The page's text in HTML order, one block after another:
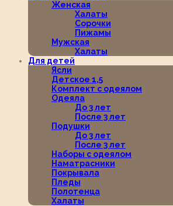
Женская
Халаты
Сорочки
Пижамы
Мужская
Халаты
Для детей
Ясли
Детское 1,5
Комплект с одеялом
Одеяла
До 3 лет
После 3 лет
Подушки
До 3 лет
После 3 лет
Наборы с одеялом
Наматрасники
Покрывала
Пледы
Полотенца
Халаты